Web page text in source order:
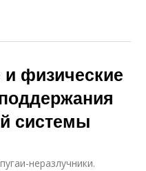
и физические
системы
неразлучники.